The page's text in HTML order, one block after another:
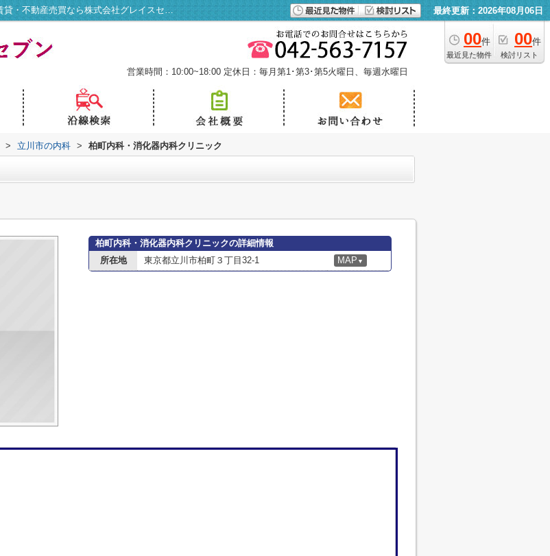
柏町内科・消化器内科クリニック情報ページ｜東大和市の賃貸・不動産売買なら株式会社グレイスセブン 最終更新：2026年08月06日
00件
最近見た物件
00件
検討リスト
営業時間：10:00~18:00 定休日：毎月第1･第3･第5火曜日、毎週水曜日
> 立川市の内科 > 柏町内科・消化器内科クリニック
柏町内科・消化器内科クリニックの詳細情報
所在地
東京都立川市柏町３丁目32-1 MAP ▼